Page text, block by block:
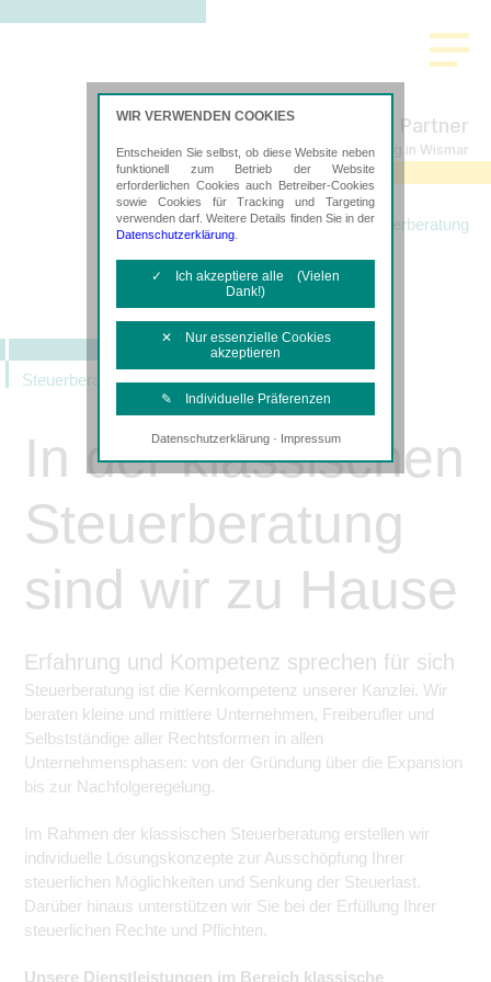
Freund & Partner
Steuerberatung in Wismar
ETL
Startseite Leistungen Steuerberatung
Steuerberatung
In der klassischen
Steuerberatung
sind wir zu Hause
Erfahrung und Kompetenz sprechen für sich
Steuerberatung ist die Kernkompetenz unserer Kanzlei. Wir
beraten kleine und mittlere Unternehmen, Freiberufler und
Selbstständige aller Rechtsformen in allen
Unternehmensphasen: von der Gründung über die Expansion
bis zur Nachfolgeregelung.
Im Rahmen der klassischen Steuerberatung erstellen wir
individuelle Lösungskonzepte zur Ausschöpfung Ihrer
steuerlichen Möglichkeiten und Senkung der Steuerlast.
Darüber hinaus unterstützen wir Sie bei der Erfüllung Ihrer
steuerlichen Rechte und Pflichten.
Unsere Dienstleistungen im Bereich klassische
WIR VERWENDEN COOKIES
Entscheiden Sie selbst, ob diese Website neben
funktionell zum Betrieb der Website
erforderlichen Cookies auch Betreiber-Cookies
sowie Cookies für Tracking und Targeting
verwenden darf. Weitere Details finden Sie in der
Datenschutzerklärung
✓ Ich akzeptiere alle (Vielen
Dank!)
✕ Nur essenzielle Cookies
akzeptieren
✎ Individuelle Präferenzen
Notwendige Cookies
Diese Cookies sind erforderlich, um die
grundlegende Funktionalität der Website
Tracking- und Targeting-Cookies
unsere Website auf Ihre Bedürfnisse hin
zu optimieren. Hierzu gehört eine
bedarfsgerechte Gestaltung und
Verknüpfung zu Social-Media-
Angeboten von z.B. Facebook und
LinkedIn.
Betreibercookies
Diese Cookies sind erforderlich, um z.B.
Google Maps zu nutzen oder
eingebettete Videos abspielen zu
können.
Datenschutzerklärung· Impressum